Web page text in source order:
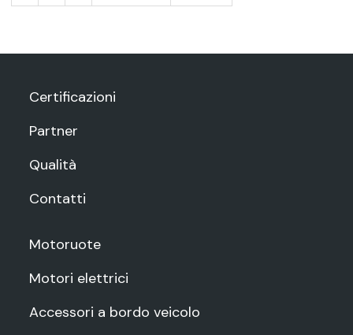
Certificazioni
Partner
Qualità
Contatti
Motoruote
Motori elettrici
Accessori a bordo veicolo